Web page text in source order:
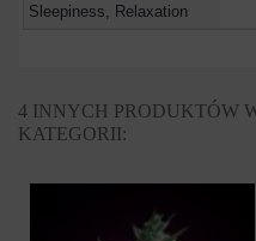
Sleepiness, Relaxation
4 INNYCH PRODUKTÓW
KATEGORII: